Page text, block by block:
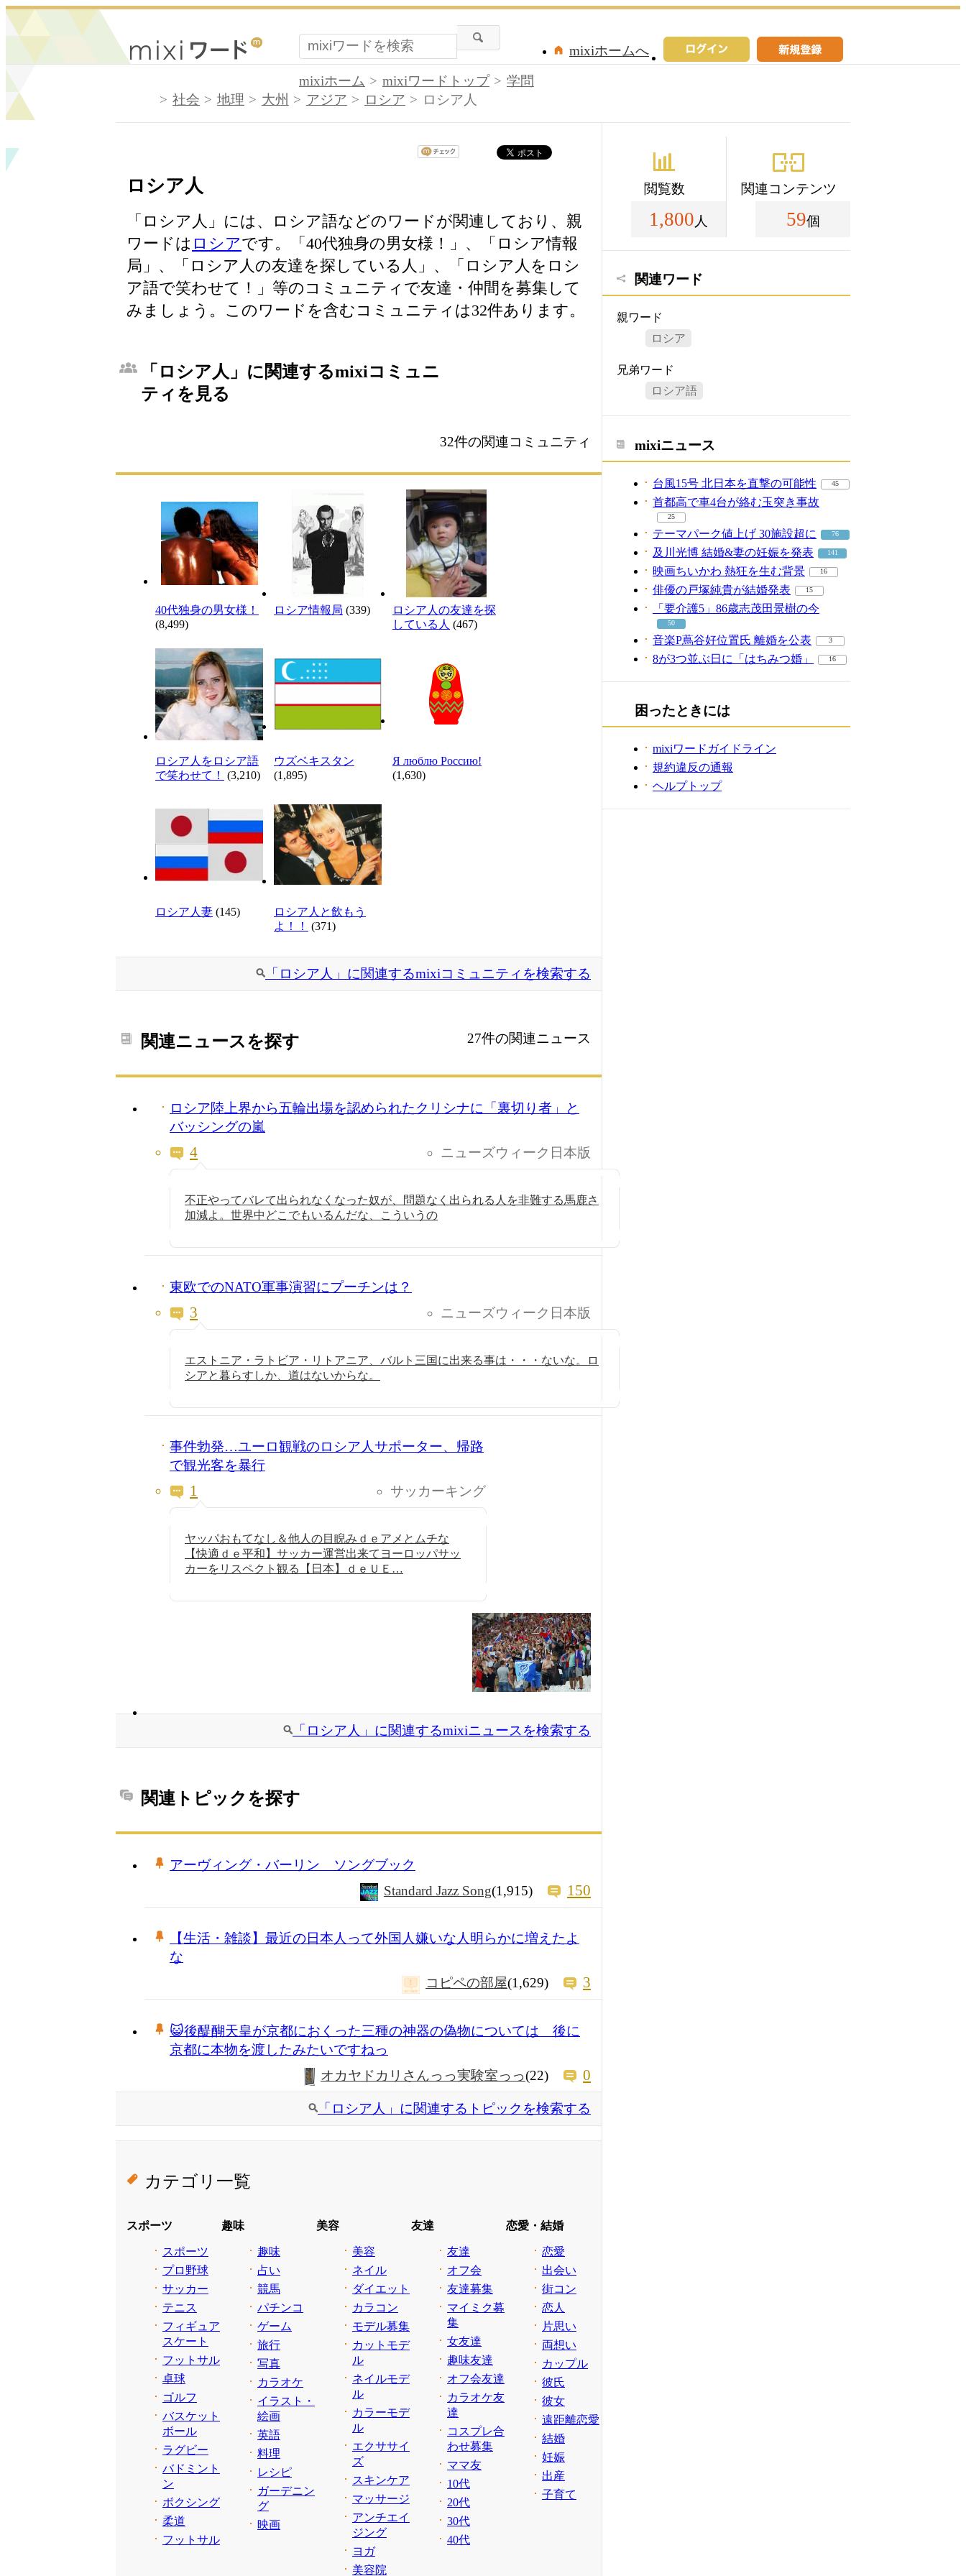
mixiホームへ
mixiホーム
mixiワードトップ
学問
社会
地理 大州 アジア ロシア ロシア人
ロシア人
「ロシア人」には、ロシア語などのワードが関連しており、親
ワードは ロシアです。「40代独身の男女様！」、「ロシア情報
局」、「ロシア人の友達を探している人」、「ロシア人をロシ
ア語で笑わせて！」等のコミュニティで友達・仲間を募集して
みましょう。このワードを含むコミュニティは32件あります。
「ロシア人」に関連するmixiコミュニ
ティを見る
32件の関連コミュニティ
40代独身の男女様！
(8,499)
ロシア情報局 (339)
ロシア人の友達を探
している人 (467)
ロシア人をロシア語
で笑わせて！
(3,210)
ウズベキスタン
(1,895)
Я люблю Poccию!
(1,630)
ロシア人妻 (145)
ロシア人と飲もう
よ！！
(371)
「ロシア人」に関連するmixiコミュニティを検索する
関連ニュースを探す 27件の関連ニュース
ロシア陸上界から五輪出場を認められたクリシナに「裏切り者」と
バッシングの嵐
ニューズウィーク日本版
4
不正やってバレて出られなくなった奴が、問題なく出られる人を非難する馬鹿さ
加減よ。世界中どこでもいるんだな、こういうの
東欧でのNATO軍事演習にプーチンは？
ニューズウィーク日本版
3
エストニア・ラトビア・リトアニア、バルト三国に出来る事は・・・ないな。ロ
シアと暮らすしか、道はないからな。
事件勃発…ユーロ観戦のロシア人サポーター、帰路
で観光客を暴行
サッカーキング
1
ヤッパおもてなし＆他人の目睨みｄｅアメとムチな
【快適ｄｅ平和】サッカー運営出来てヨーロッパサッ
カーをリスペクト観る【日本】ｄｅＵＥ…
「ロシア人」に関連するmixiニュースを検索する
関連トピックを探す
アーヴィング・バーリン ソングブック
Standard Jazz Song(1,915) 150
【生活・雑談】最近の日本人って外国人嫌いな人明らかに増えたよ
な
コピペの部屋(1,629) 3
😺後醍醐天皇が京都におくった三種の神器の偽物については 後に
京都に本物を渡したみたいですねっ
オカヤドカリさんっっ実験室っっ(22) 0
「ロシア人」に関連するトピックを検索する
カテゴリ一覧
スポーツ
スポーツ
プロ野球
サッカー
テニス
フィギュア
スケート
フットサル
卓球
ゴルフ
バスケット
ボール
ラグビー
バドミント
ン
ボクシング
柔道
フットサル
趣味
趣味
占い
競馬
パチンコ
ゲーム
旅行
写真
カラオケ
イラスト・
絵画
英語
料理
レシピ
ガーデニン
グ
映画
美容
美容
ネイル
ダイエット
カラコン
モデル募集
カットモデ
ル
ネイルモデ
ル
カラーモデ
ル
エクササイ
ズ
スキンケア
マッサージ
アンチエイ
ジング
ヨガ
美容院
友達
友達
オフ会
友達募集
マイミク募
集
女友達
趣味友達
オフ会友達
カラオケ友
達
コスプレ合
わせ募集
ママ友
10代
20代
30代
40代
恋愛・結婚
恋愛
出会い
街コン
恋人
片思い
両想い
カップル
彼氏
彼女
遠距離恋愛
結婚
妊娠
出産
子育て
閲覧数
1,800 人
関連コンテンツ
59個
関連ワード
親ワード
ロシア
兄弟ワード
ロシア語
mixiニュース
台風15号 北日本を直撃の可能性 45
首都高で車4台が絡む玉突き事故
25
テーマパーク値上げ 30施設超に 76
及川光博 結婚&妻の妊娠を発表 141
映画ちいかわ 熱狂を生む背景 16
俳優の戸塚純貴が結婚発表 15
「要介護5」86歳志茂田景樹の今
50
音楽P蔦谷好位置氏 離婚を公表 3
8が3つ並ぶ日に「はちみつ婚」 16
困ったときには
mixiワードガイドライン
規約違反の通報
ヘルプトップ